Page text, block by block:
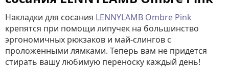
Накладки для сосания LENNYLAMB Ombre Pink
крепятся при помощи липучек на большинство
эргономичных рюкзаков и май-слингов с
проложенными лямками. Теперь вам не придется
стирать вашу любимую переноску каждый день!